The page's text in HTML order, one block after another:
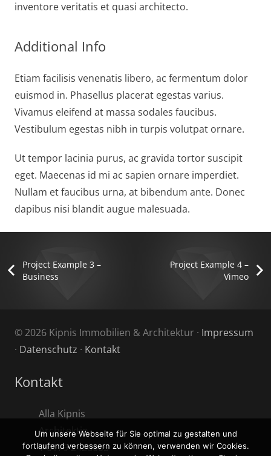
inventore veritatis et quasi architecto.
Additional Info
Etiam facilisis venenatis libero, ac fermentum dolor
euismod in. Phasellus placerat egestas varius.
Vivamus eleifend at massa sodales faucibus.
Vestibulum egestas nibh in turpis volutpat ornare.
Ut tempor lacinia purus, ac gravida tortor suscipit
eget. Maecenas id mi ac sapien ornare imperdiet.
Nullam et faucibus urna, at bibendum ante. Donec
dapibus nisi blandit augue malesuada.
Project Example 3 –
Business
Project Example 4 –
Vimeo
© 2026 Kipnis Immobilien & Architektur · Impressum
· Datenschutz · Kontakt
Kontakt
Alla Kipnis
Architektin
T 0179 2426005
Um unsere Webseite für Sie optimal zu gestalten und
fortlaufend verbessern zu können, verwenden wir Cookies.